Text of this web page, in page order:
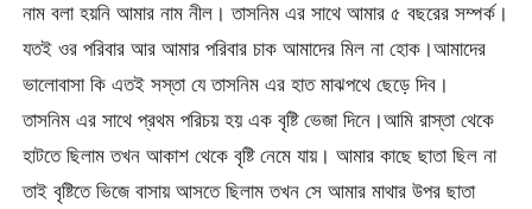
নাম বলা হয়নি আমার নাম নীল। তাসনিম এর সাথে আমার ৫ বছরের সম্পর্ক।
যতই ওর পরিবার আর আমার পরিবার চাক আমাদের মিল না হোক।আমাদের
ভালোবাসা কি এতই সস্তা যে তাসনিম এর হাত মাঝপথে ছেড়ে দিব।
তাসনিম এর সাথে প্রথম পরিচয় হয় এক বৃষ্টি ভেজা দিনে।আমি রাস্তা থেকে
হাটতে ছিলাম তখন আকাশ থেকে বৃষ্টি নেমে যায়। আমার কাছে ছাতা ছিল না
তাই বৃষ্টিতে ভিজে বাসায় আসতে ছিলাম তখন সে আমার মাথার উপর ছাতা